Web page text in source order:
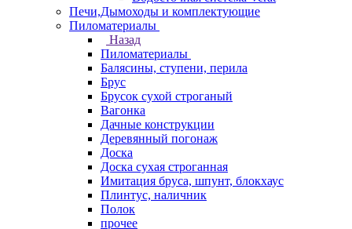
Печи,Дымоходы и комплектующие
Пиломатериалы
Назад
Пиломатериалы
Балясины, ступени, перила
Брус
Брусок сухой строганый
Вагонка
Дачные конструкции
Деревянный погонаж
Доска
Доска сухая строганная
Имитация бруса, шпунт, блокхаус
Плинтус, наличник
Полок
прочее